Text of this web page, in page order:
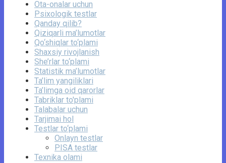
Ota-onalar uchun
Psixologik testlar
Qanday qilib?
Qiziqarli ma’lumotlar
Qo‘shiqlar to‘plami
Shaxsiy rivojlanish
She’rlar to‘plami
Statistik ma’lumotlar
Ta’lim yangiliklari
Ta’limga oid qarorlar
Tabriklar to'plami
Talabalar uchun
Tarjimai hol
Testlar to‘plami
Onlayn testlar
PISA testlar
Texnika olami